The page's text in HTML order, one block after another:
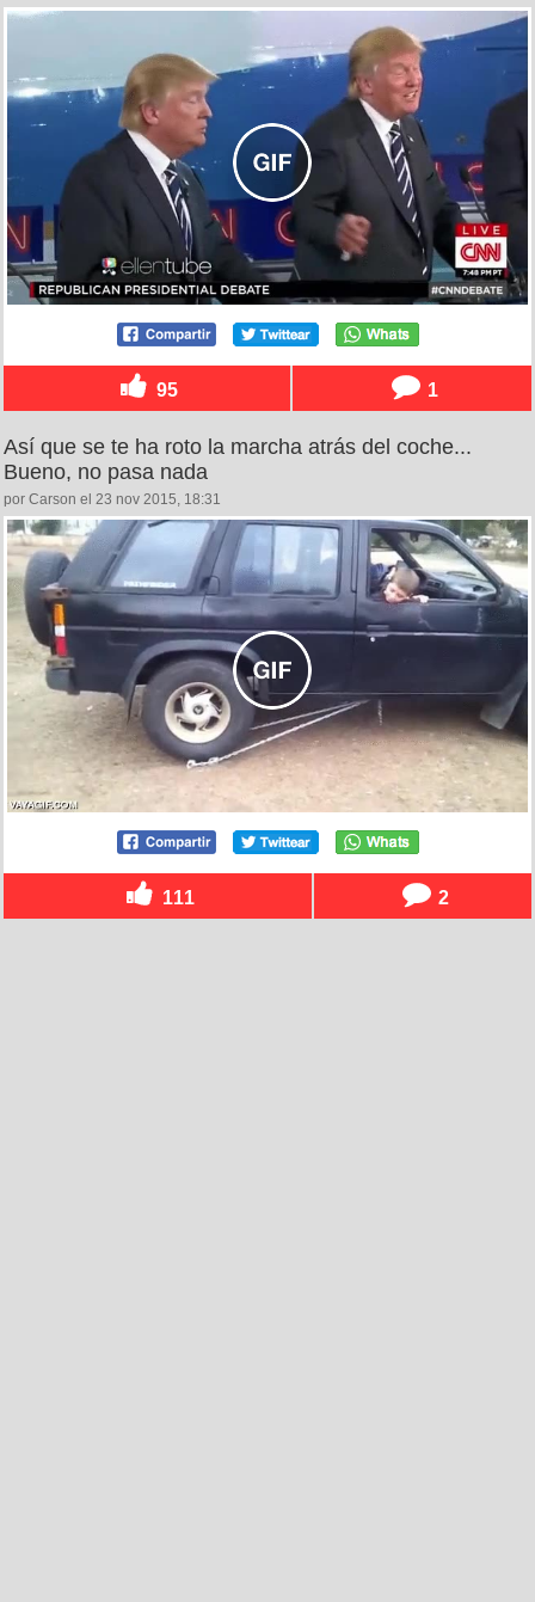
95 1
Así que se te ha roto la marcha atrás del coche...
Bueno, no pasa nada
por Carson el 23 nov 2015, 18:31
111 2